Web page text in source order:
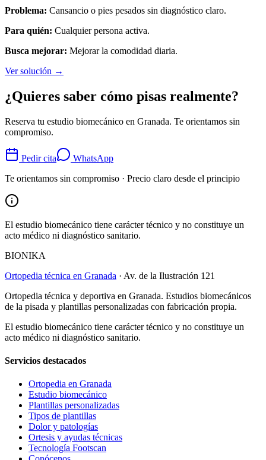
Problema: Cansancio o pies pesados sin diagnóstico claro.
Para quién: Cualquier persona activa.
Busca mejorar: Mejorar la comodidad diaria.
Ver solución →
¿Quieres saber cómo pisas realmente?
Reserva tu estudio biomecánico en Granada. Te orientamos sin
compromiso.
Pedir cita
WhatsApp
Te orientamos sin compromiso · Precio claro desde el principio
El estudio biomecánico tiene carácter técnico y no constituye un
acto médico ni diagnóstico sanitario.
BIONIKA
Ortopedia técnica en Granada · Av. de la Ilustración 121
Ortopedia técnica y deportiva en Granada. Estudios biomecánicos
de la pisada y plantillas personalizadas con fabricación propia.
El estudio biomecánico tiene carácter técnico y no constituye un
acto médico ni diagnóstico sanitario.
Servicios destacados
Ortopedia en Granada
Estudio biomecánico
Plantillas personalizadas
Tipos de plantillas
Dolor y patologías
Ortesis y ayudas técnicas
Tecnología Footscan